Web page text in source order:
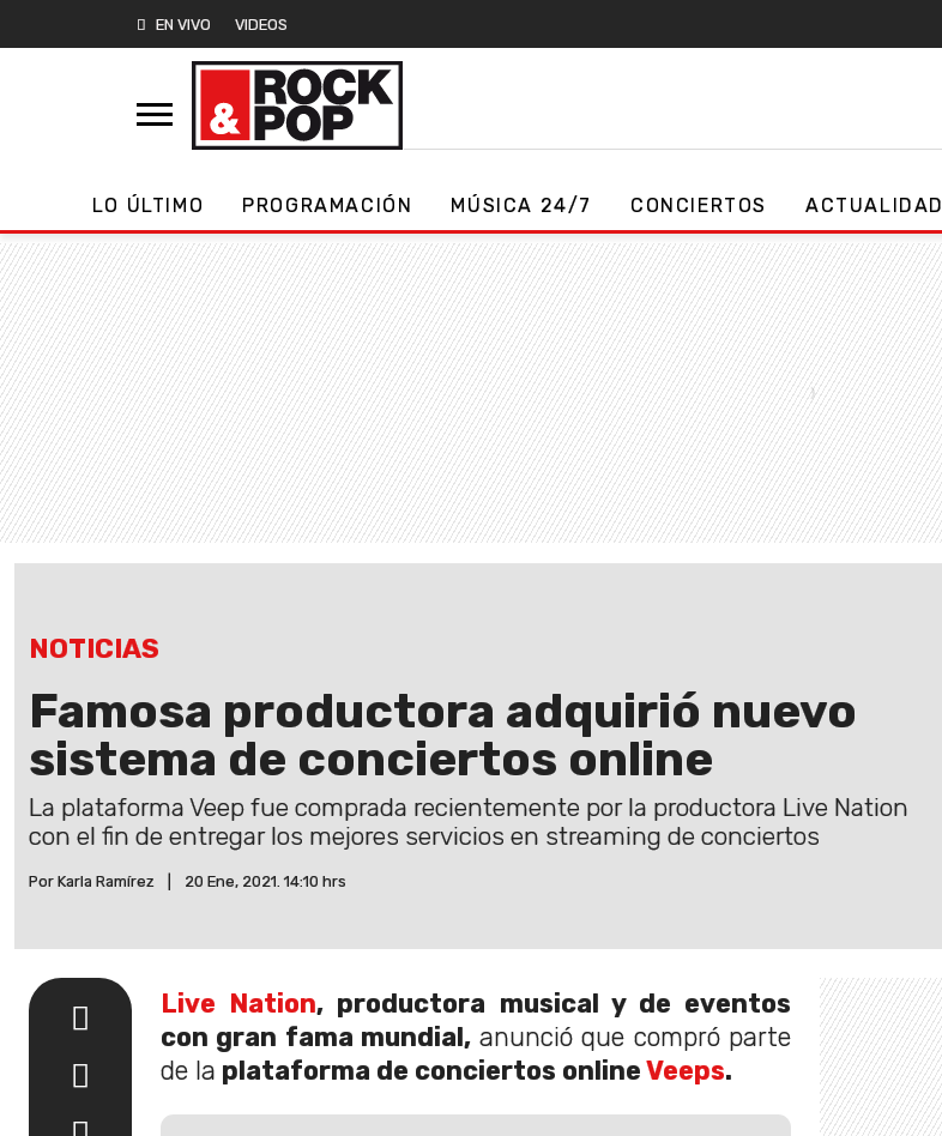
EN VIVO VIDEOS
LO ÚLTIMO PROGRAMACIÓN MÚSICA 24/7 CONCIERTOS ACTUALIDAD
NOTICIAS
Famosa productora adquirió nuevo
sistema de conciertos online
La plataforma Veep fue comprada recientemente por la productora Live Nation
con el fin de entregar los mejores servicios en streaming de conciertos
Por Karla Ramírez 20 Ene, 2021. 14:10 hrs
Live Nation, productora musical y de eventos
con gran fama mundial,anunció que compró parte
de la plataforma de conciertos online Veeps.